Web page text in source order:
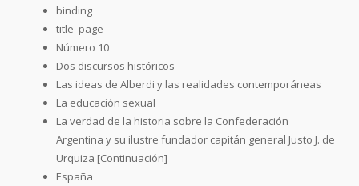
binding
title_page
Número 10
Dos discursos históricos
Las ideas de Alberdi y las realidades contemporáneas
La educación sexual
La verdad de la historia sobre la Confederación
Argentina y su ilustre fundador capitán general Justo J. de
Urquiza [Continuación]
España